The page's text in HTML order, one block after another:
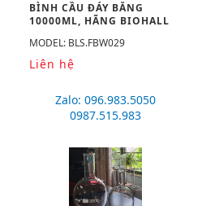
BÌNH CẦU ĐÁY BẰNG
10000ML, HÃNG BIOHALL
MODEL: BLS.FBW029
Liên hệ
Zalo: 096.983.5050
0987.515.983